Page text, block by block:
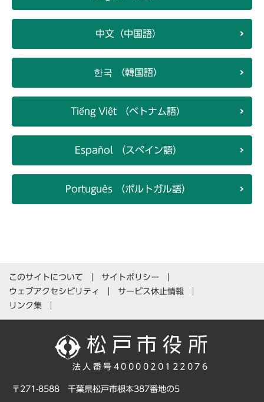
中文（中国語）
한국 （韓国語）
Tiếng Việt （ベトナム語）
Español （スペイン語）
Português （ポルトガル語）
このサイトについて
サイトポリシー
ウェブアクセシビリティ
サービス休止情報
リンク集
法人番号4000020122076
〒271-8588 千葉県松戸市根本387番地の5